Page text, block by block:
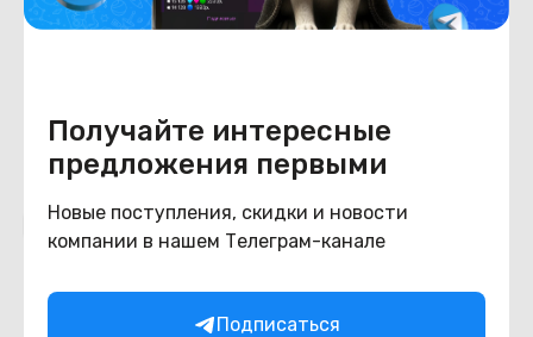
Получайте интересные
предложения первыми
Новые поступления, скидки и новости
компании в нашем Телеграм-канале
Подписаться
Внешний вид
имеются следы использования.
Похожие товары